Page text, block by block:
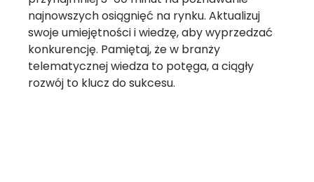
najnowszych osiągnięć na rynku. Aktualizuj
swoje umiejętności i wiedzę, aby wyprzedzać
konkurencję. Pamiętaj, że w branży
telematycznej wiedza to potęga, a ciągły
rozwój to klucz do sukcesu.